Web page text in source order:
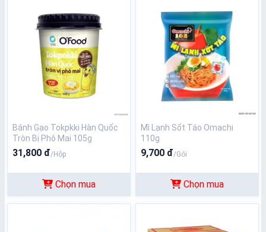
Bánh Gạo Tokpkki Hàn Quốc
Tròn Bị Phô Mai 105g
31,800 đ/Hộp
Chọn mua
Mì Lạnh Sốt Táo Omachi
110g
9,700 đ/Gói
Chọn mua